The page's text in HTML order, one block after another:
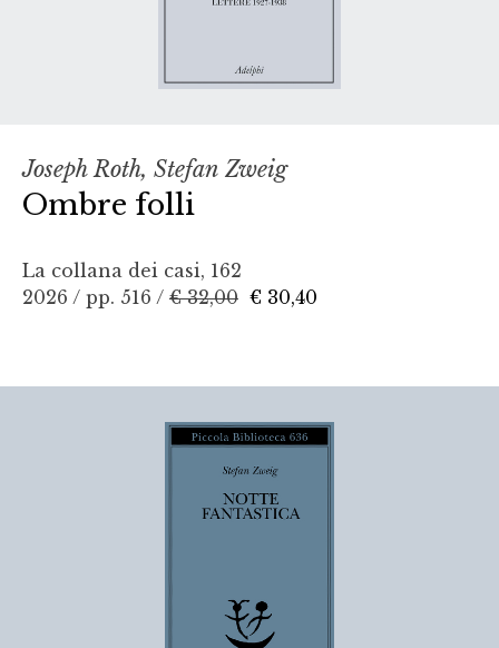
Joseph Roth, Stefan Zweig
Ombre folli
La collana dei casi, 162
2026 / pp. 516 / € 32,00 € 30,40